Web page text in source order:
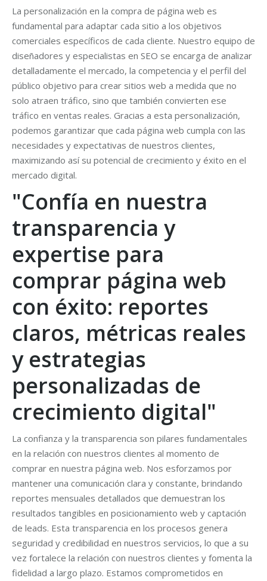
La personalización en la compra de página web es
fundamental para adaptar cada sitio a los objetivos
comerciales específicos de cada cliente. Nuestro equipo de
diseñadores y especialistas en SEO se encarga de analizar
detalladamente el mercado, la competencia y el perfil del
público objetivo para crear sitios web a medida que no
solo atraen tráfico, sino que también convierten ese
tráfico en ventas reales. Gracias a esta personalización,
podemos garantizar que cada página web cumpla con las
necesidades y expectativas de nuestros clientes,
maximizando así su potencial de crecimiento y éxito en el
mercado digital.
"Confía en nuestra
transparencia y
expertise para
comprar página web
con éxito: reportes
claros, métricas reales
y estrategias
personalizadas de
crecimiento digital"
La confianza y la transparencia son pilares fundamentales
en la relación con nuestros clientes al momento de
comprar en nuestra página web. Nos esforzamos por
mantener una comunicación clara y constante, brindando
reportes mensuales detallados que demuestran los
resultados tangibles en posicionamiento web y captación
de leads. Esta transparencia en los procesos genera
seguridad y credibilidad en nuestros servicios, lo que a su
vez fortalece la relación con nuestros clientes y fomenta la
fidelidad a largo plazo. Estamos comprometidos en